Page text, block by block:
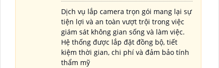
Dịch vụ lắp camera trọn gói mang lại sự
tiện lợi và an toàn vượt trội trong việc
giám sát không gian sống và làm việc.
Hệ thống được lắp đặt đồng bộ, tiết
kiệm thời gian, chi phí và đảm bảo tính
thẩm mỹ